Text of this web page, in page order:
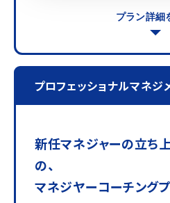
プラン詳細
プロフェッショナルマネジ
新任マネジャーの立ち
の、
マネジヤーコーチング